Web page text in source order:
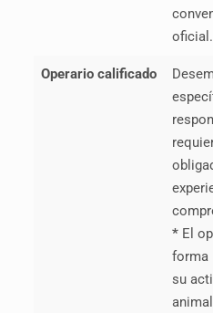
oficial.
Operario calificado
*El
forma
su